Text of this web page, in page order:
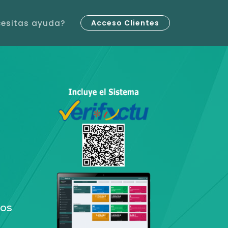
ayuda? Acceso Clientes